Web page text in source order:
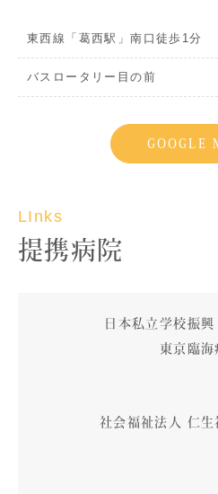
東西線「葛西駅」南口徒歩1分
バスロータリー目の前
GOOGLE
LInks
提携病院
日本私立学校振興
東京臨海
社会福祉法人 仁